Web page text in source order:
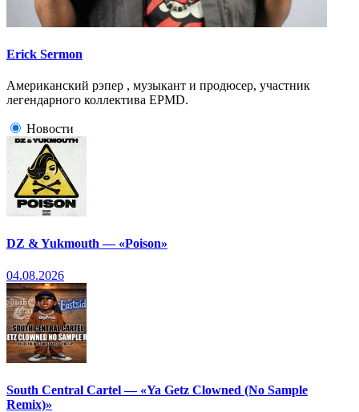
Erick Sermon
Американский рэпер , музыкант и продюсер, участник
легендарного коллектива EPMD.
Новости
DZ & Yukmouth — «Poison»
04.08.2026
South Central Cartel — «Ya Getz Clowned (No Sample
Remix)»